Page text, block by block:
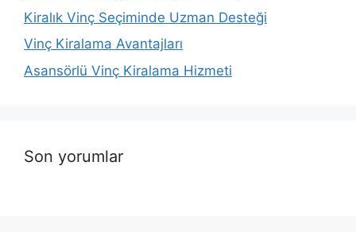
Kiralık Vinç Seçiminde Uzman Desteği
Vinç Kiralama Avantajları
Asansörlü Vinç Kiralama Hizmeti
Son yorumlar